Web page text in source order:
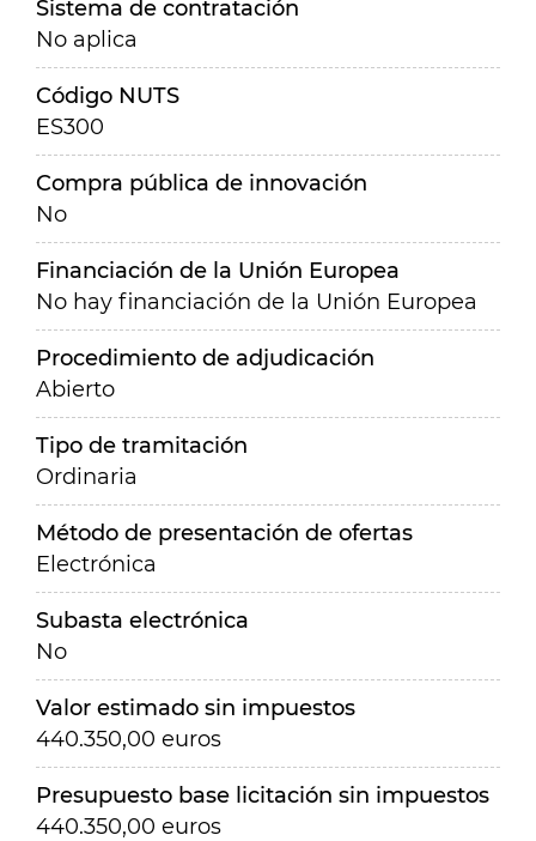
Sistema de contratación
No aplica
Código NUTS
ES300
Compra pública de innovación
No
Financiación de la Unión Europea
No hay financiación de la Unión Europea
Procedimiento de adjudicación
Abierto
Tipo de tramitación
Ordinaria
Método de presentación de ofertas
Electrónica
Subasta electrónica
No
Valor estimado sin impuestos
440.350,00 euros
Presupuesto base licitación sin impuestos
440.350,00 euros